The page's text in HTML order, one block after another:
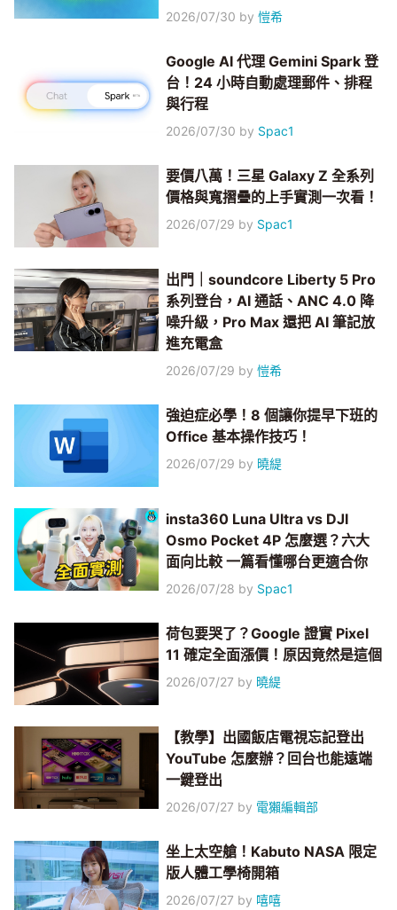
2026/07/30 by愷希
Google AI 代理 Gemini Spark 登
台！24 小時自動處理郵件、排程
與行程
2026/07/30 by Spac1
要價八萬！三星 Galaxy Z 全系列
價格與寬摺疊的上手實測一次看！
2026/07/29 by Spac1
出門｜soundcore Liberty 5 Pro
系列登台，AI 通話、ANC 4.0 降
噪升級，Pro Max 還把 AI 筆記放
進充電盒
2026/07/29 by愷希
強迫症必學！8 個讓你提早下班的
Office 基本操作技巧！
2026/07/29 by 曉緹
insta360 Luna Ultra vs DJI
Osmo Pocket 4P 怎麼選？六大
面向比較 一篇看懂哪台更適合你
2026/07/28 by Spac1
荷包要哭了？Google 證實 Pixel
11 確定全面漲價！原因竟然是這個
2026/07/27 by 曉緹
【教學】出國飯店電視忘記登出
YouTube 怎麼辦？回台也能遠端
一鍵登出
2026/07/27 by 電獺編輯部
坐上太空艙！Kabuto NASA 限定
版人體工學椅開箱
2026/07/27 by 嘻嘻